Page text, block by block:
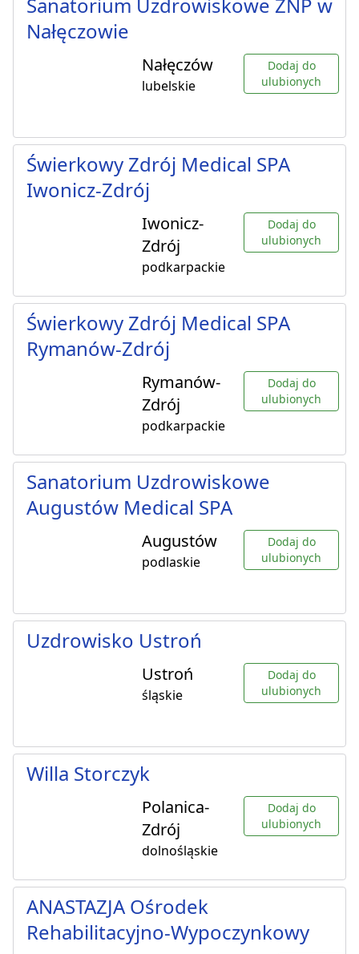
Sanatorium Uzdrowiskowe ZNP w
Nałęczowie
Nałęczów
lubelskie
Dodaj do
ulubionych
Świerkowy Zdrój Medical SPA
Iwonicz-Zdrój
Iwonicz-
Zdrój
podkarpackie
Dodaj do
ulubionych
Świerkowy Zdrój Medical SPA
Rymanów-Zdrój
Rymanów-
Zdrój
podkarpackie
Dodaj do
ulubionych
Sanatorium Uzdrowiskowe
Augustów Medical SPA
Augustów
podlaskie
Dodaj do
ulubionych
Uzdrowisko Ustroń
Ustroń
śląskie
Dodaj do
ulubionych
Willa Storczyk
Polanica-
Zdrój
dolnośląskie
Dodaj do
ulubionych
ANASTAZJA Ośrodek
Rehabilitacyjno-Wypoczynkowy